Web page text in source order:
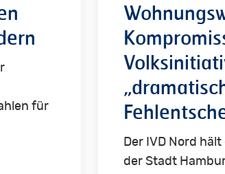
für
Der IVD Nord
der Stadt